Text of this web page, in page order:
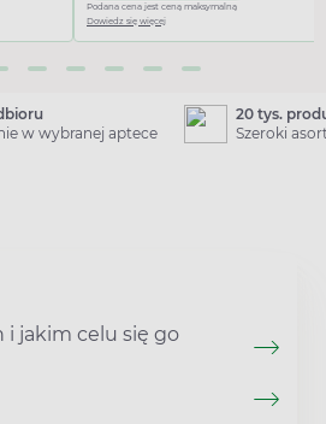
Podana cena jest ceną maksymalną
Dowiedz się więcej
w wybranej aptece
20 tys.
Szeroki
i jakim celu się go